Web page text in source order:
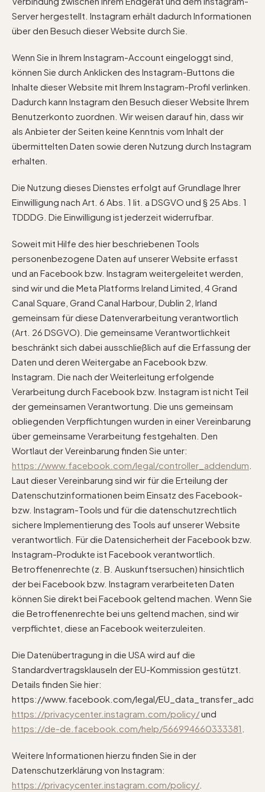
Server hergestellt. Instagram erhält dadurch Informationen
über den Besuch dieser Website durch Sie.
Wenn Sie in Ihrem Instagram-Account eingeloggt sind,
können Sie durch Anklicken des Instagram-Buttons die
Inhalte dieser Website mit Ihrem Instagram-Profil verlinken.
Dadurch kann Instagram den Besuch dieser Website Ihrem
Benutzerkonto zuordnen. Wir weisen darauf hin, dass wir
als Anbieter der Seiten keine Kenntnis vom Inhalt der
übermittelten Daten sowie deren Nutzung durch Instagram
erhalten.
Die Nutzung dieses Dienstes erfolgt auf Grundlage Ihrer
Einwilligung nach Art. 6 Abs. 1 lit. a DSGVO und § 25 Abs. 1
TDDDG. Die Einwilligung ist jederzeit widerrufbar.
Soweit mit Hilfe des hier beschriebenen Tools
personenbezogene Daten auf unserer Website erfasst
und an Facebook bzw. Instagram weitergeleitet werden,
sind wir und die Meta Platforms Ireland Limited, 4 Grand
Canal Square, Grand Canal Harbour, Dublin 2, Irland
gemeinsam für diese Datenverarbeitung verantwortlich
(Art. 26 DSGVO). Die gemeinsame Verantwortlichkeit
beschränkt sich dabei ausschließlich auf die Erfassung der
Daten und deren Weitergabe an Facebook bzw.
Instagram. Die nach der Weiterleitung erfolgende
Verarbeitung durch Facebook bzw. Instagram ist nicht Teil
der gemeinsamen Verantwortung. Die uns gemeinsam
obliegenden Verpflichtungen wurden in einer Vereinbarung
über gemeinsame Verarbeitung festgehalten. Den
Wortlaut der Vereinbarung finden Sie unter:
https://www.facebook.com/legal/controller_addendum.
Laut dieser Vereinbarung sind wir für die Erteilung der
Datenschutzinformationen beim Einsatz des Facebook-
bzw. Instagram-Tools und für die datenschutzrechtlich
sichere Implementierung des Tools auf unserer Website
verantwortlich. Für die Datensicherheit der Facebook bzw.
Instagram-Produkte ist Facebook verantwortlich.
Betroffenenrechte (z. B. Auskunftsersuchen) hinsichtlich
der bei Facebook bzw. Instagram verarbeiteten Daten
können Sie direkt bei Facebook geltend machen. Wenn Sie
die Betroffenenrechte bei uns geltend machen, sind wir
verpflichtet, diese an Facebook weiterzuleiten.
Die Datenübertragung in die USA wird auf die
Standardvertragsklauseln der EU-Kommission gestützt.
Details finden Sie hier:
https://www.facebook.com/legal/
https://privacycenter.instagram.com/policy/und
https://de-de.facebook.com/help/566994660333381.
Weitere Informationen hierzu finden Sie in der
Datenschutzerklärung von Instagram:
https://privacycenter.instagram.com/policy/.